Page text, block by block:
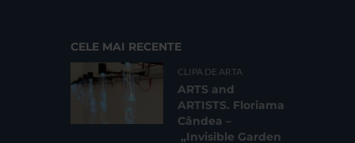
CELE MAI RECENTE
CLIPA DE ARTA
ARTS and
ARTISTS. Floriama
Cândea –
„Invisible Garden